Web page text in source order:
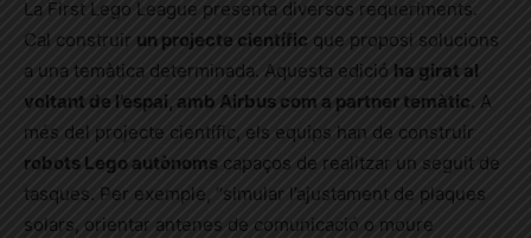
La First Lego League presenta diversos requeriments.
Cal construir un projecte científic que proposi solucions
a una temàtica determinada. Aquesta edició ha girat al
voltant de l’espai, amb Airbus com a partner temàtic. A
més del projecte científic, els equips han de construir
robots Lego autònoms capaços de realitzar un seguit de
tasques. Per exemple, “simular l’ajustament de plaques
solars, orientar antenes de comunicació o moure